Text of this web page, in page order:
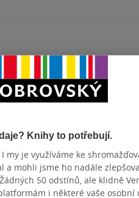
Nedostupné
Knihy to potřebují.
je využíváme ke
mohli jsme ho nadále
50 odstínů, ale klidně
i některé vaše osobní